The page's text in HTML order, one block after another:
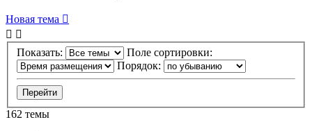
Новая тема
Показать:
Поле сортировки:
Порядок:
162 темы